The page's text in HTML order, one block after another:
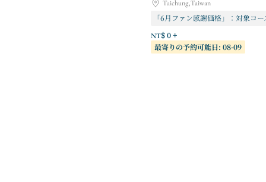
Taichung,Taiwan
科学技術開発
NT$ 0 +
最寄りの予約可能日: 08-09